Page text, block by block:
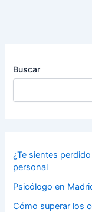
Buscar
¿Te sientes
personal
Psicólogo en
Cómo superar los